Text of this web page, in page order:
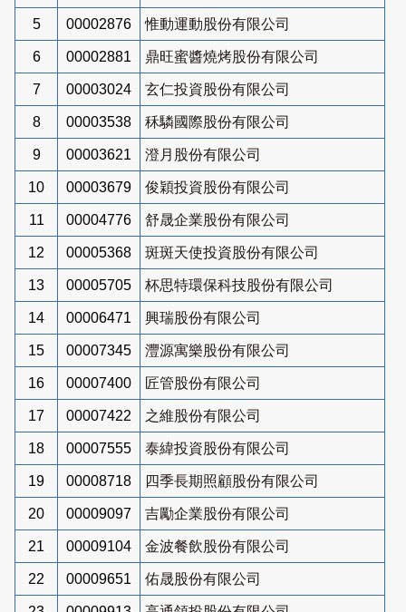
5 00002876 惟動運動股份有限公司
6 00002881 鼎旺蜜醬燒烤股份有限公司
7 00003024 玄仁投資股份有限公司
8 00003538 秝驎國際股份有限公司
9 00003621 澄月股份有限公司
10 00003679 俊穎投資股份有限公司
11 00004776 舒晟企業股份有限公司
12 00005368 斑斑天使投資股份有限公司
13 00005705 杯思特環保科技股份有限公司
14 00006471 興瑞股份有限公司
15 00007345 灃源寓樂股份有限公司
16 00007400 匠管股份有限公司
17 00007422 之維股份有限公司
18 00007555 泰緯投資股份有限公司
19 00008718 四季長期照顧股份有限公司
20 00009097 吉勵企業股份有限公司
21 00009104 金波餐飲股份有限公司
22 00009651 佑晟股份有限公司